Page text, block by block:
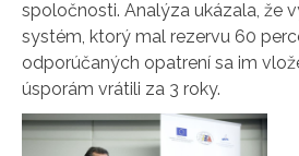
spoločnosti. Analýza ukázala, že
systém, ktorý mal rezervu 60
odporúčaných opatrení sa im
úsporám vrátili za 3 roky.